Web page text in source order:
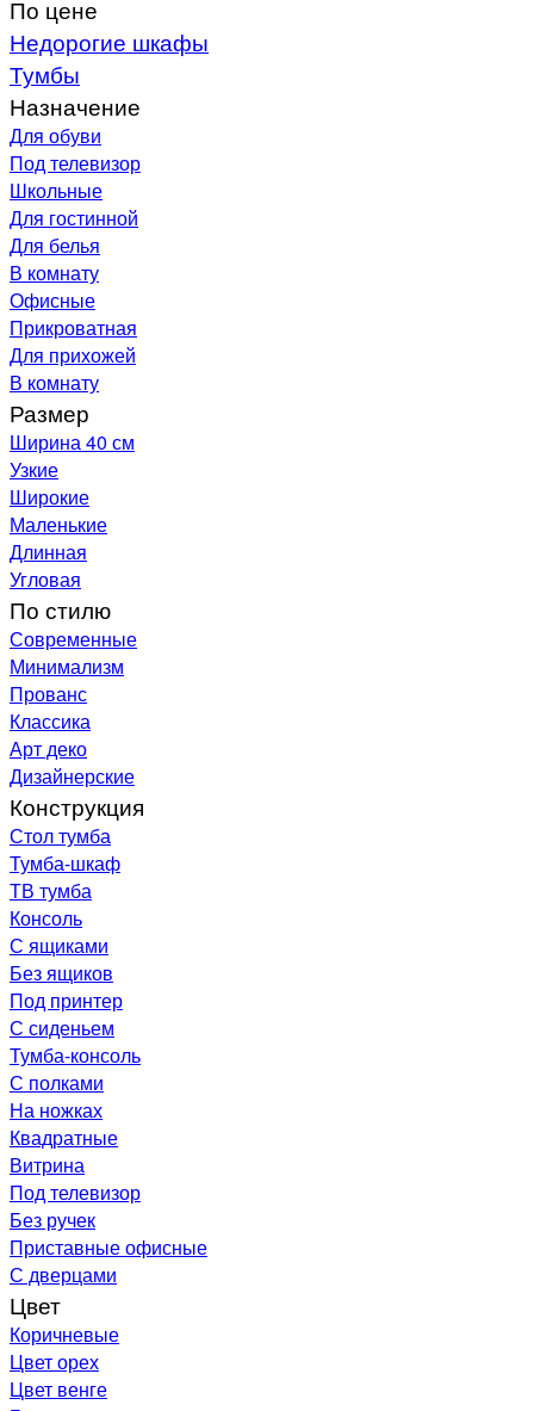
По цене
Недорогие шкафы
Тумбы
Назначение
Для обуви
Под телевизор
Школьные
Для гостинной
Для белья
В комнату
Офисные
Прикроватная
Для прихожей
В комнату
Размер
Ширина 40 см
Узкие
Широкие
Маленькие
Длинная
Угловая
По стилю
Современные
Минимализм
Прованс
Классика
Арт деко
Дизайнерские
Конструкция
Стол тумба
Тумба-шкаф
ТВ тумба
Консоль
С ящиками
Без ящиков
Под принтер
С сиденьем
Тумба-консоль
С полками
На ножках
Квадратные
Витрина
Под телевизор
Без ручек
Приставные офисные
С дверцами
Цвет
Коричневые
Цвет орех
Цвет венге